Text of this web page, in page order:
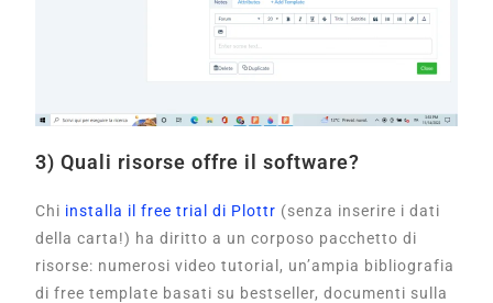
3) Quali risorse offre il software?
Chi installa il free trial di Plottr (senza inserire i dati
della carta!) ha diritto a un corposo pacchetto di
risorse: numerosi video tutorial, un’ampia bibliografia
di free template basati su bestseller, documenti sulla